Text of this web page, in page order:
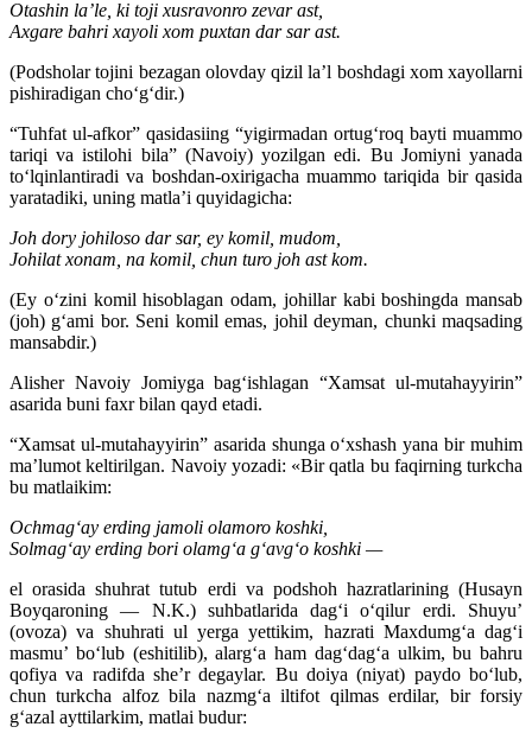
Otashin la’le, ki toji xusravonro zevar ast,
Axgare bahri xayoli xom puxtan dar sar ast.
(Podsholar tojini bezagan olovday qizil la’l boshdagi xom xayollarni
pishiradigan cho‘g‘dir.)
“Tuhfat ul-afkor” qasidasiing “yigirmadan ortug‘roq bayti muammo
tariqi va istilohi bila” (Navoiy) yozilgan edi. Bu Jomiyni yanada
to‘lqinlantiradi va boshdan-oxirigacha muammo tariqida bir qasida
yaratadiki, uning matla’i quyidagicha:
Joh dory johiloso dar sar, ey komil, mudom,
Johilat xonam, na komil, chun turo joh ast kom.
(Ey o‘zini komil hisoblagan odam, johillar kabi boshingda mansab
(joh) g‘ami bor. Seni komil emas, johil deyman, chunki maqsading
mansabdir.)
Alisher Navoiy Jomiyga bag‘ishlagan “Xamsat ul-mutahayyirin”
asarida buni faxr bilan qayd etadi.
“Xamsat ul-mutahayyirin” asarida shunga o‘xshash yana bir muhim
ma’lumot keltirilgan. Navoiy yozadi: «Bir qatla bu faqirning turkcha
bu matlaikim:
Ochmag‘ay erding jamoli olamoro koshki,
Solmag‘ay erding bori olamg‘a g‘avg‘o koshki —
el orasida shuhrat tutub erdi va podshoh hazratlarining (Husayn
Boyqaroning — N.K.) suhbatlarida dag‘i o‘qilur erdi. Shuyu’
(ovoza) va shuhrati ul yerga yettikim, hazrati Maxdumg‘a dag‘i
masmu’ bo‘lub (eshitilib), alarg‘a ham dag‘dag‘a ulkim, bu bahru
qofiya va radifda she’r degaylar. Bu doiya (niyat) paydo bo‘lub,
chun turkcha alfoz bila nazmg‘a iltifot qilmas erdilar, bir forsiy
g‘azal ayttilarkim, matlai budur: